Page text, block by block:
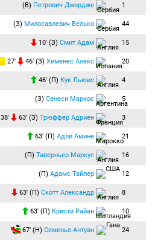
(В) Петрович Джордже 1
(З) Милосавлевич Велько 44
10′ (З) Смит Адам 15
27′ 46′ (З) Хименес Алекс 20
46′ (П) Кук Льюис 4
(З) Сенеси Маркос 5
38′ 63′ (З) Трюффер Адриен 3
63′ (П) Адли Амине 21
(П) Таверньер Маркус 16
(П) Адамс Тайлер 12
63′ (П) Скотт Александр 8
63′ (П) Кристи Райан 10
67′ (Н) Семеньо Антуан 24